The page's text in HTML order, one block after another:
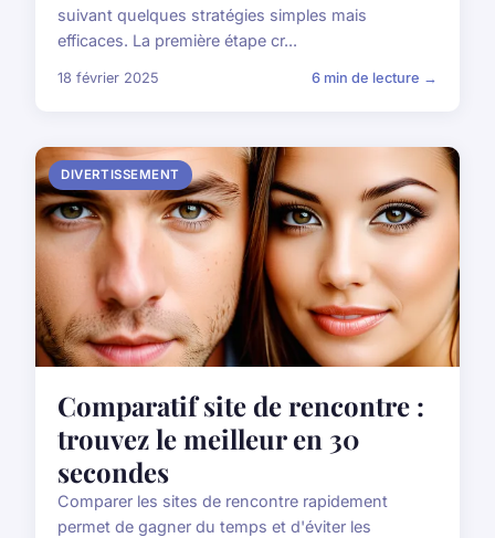
suivant quelques stratégies simples mais
efficaces. La première étape cr...
18 février 2025 6 min de lecture →
DIVERTISSEMENT
Comparatif site de rencontre :
trouvez le meilleur en 30
secondes
Comparer les sites de rencontre rapidement
permet de gagner du temps et d'éviter les